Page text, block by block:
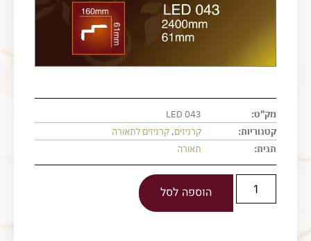
מק"ט:
LED 043
קטגוריות:
קרניזים, קרניזים לתאורה
תגית:
תאורה
הוספה לסל